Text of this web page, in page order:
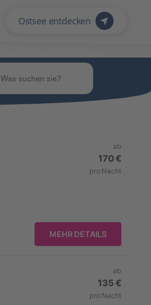
Was suchen sie?
ab
170 €
pro Nacht
MEHR DETAILS
ab
135 €
pro Nacht